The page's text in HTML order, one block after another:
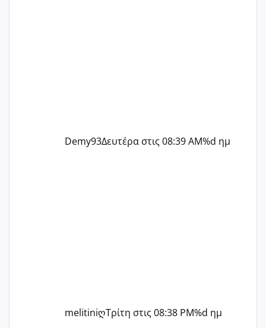
Demy93Δευτέρα στις 08:39 AM%d ημ
melitiniღΤρίτη στις 08:38 PM%d ημ